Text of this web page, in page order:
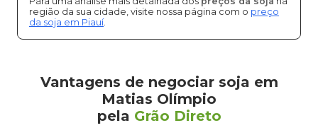
região da sua cidade, visite nossa página com o preço
da soja em Piauí.
Vantagens de negociar soja em
Matias Olímpio
pela Grão Direto